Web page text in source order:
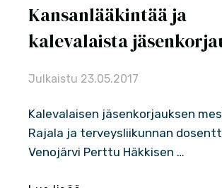
Kansanlääkintää ja
kalevalaista
Julkaistu 23.05.2017
Kalevalaisen jäsenkorjauksen
Rajala ja terveysliikunnan
Venojärvi Perttu Häkkisen …